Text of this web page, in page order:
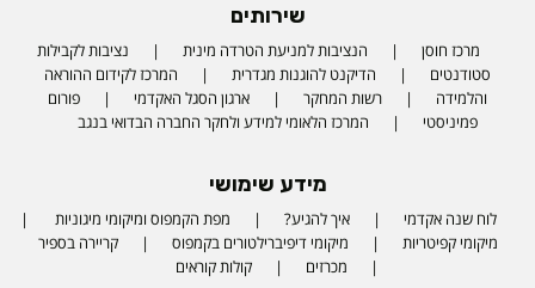
שירותים
מרכז חוסן הנציבות למניעת הטרדה מינית
נציבות לקבילות
סטודנטים
הדיקנט להוגנות מגדרית
המרכז לקידום ההוראה
והלמידה
רשות המחקר ארגון הסגל האקדמי
פורום
פמיניסטי
המרכז הלאומי למידע ולחקר החברה הבדואי בנגב
מידע שימושי
לוח שנה אקדמי איך להגיע?
מפת הקמפוס ומיקומי מיגוניות
מיקומי קפיטריות
מיקומי דיפיברילטורים בקמפוס
קריירה בספיר
מכרזים
קולות קוראים